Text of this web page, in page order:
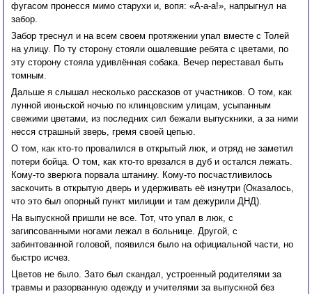
фугасом пронесся мимо старухи и, вопя: «А-а-а!», напрыгнул на
забор.
Забор треснул и на всем своем протяжении упал вместе с Толей
на улицу. По ту сторону стояли ошалевшие ребята с цветами, по
эту сторону стояла удивлённая собака. Вечер переставал быть
томным.
Дальше я слышал несколько рассказов от участников. О том, как
лунной июньской ночью по клинцовским улицам, усыпанным
свежими цветами, из последних сил бежали выпускники, а за ними
несся страшный зверь, гремя своей цепью.
О том, как кто-то провалился в открытый люк, и отряд не заметил
потери бойца. О том, как кто-то врезался в дуб и остался лежать.
Кому-то зверюга порвала штанину. Кому-то посчастливилось
заскочить в открытую дверь и удерживать её изнутри (Оказалось,
что это был опорный пункт милиции и там дежурили ДНД).
На выпускной пришли не все. Тот, что упал в люк, с
загипсованными ногами лежал в больнице. Другой, с
забинтованной головой, появился было на официальной части, но
быстро исчез.
Цветов не было. Зато был скандал, устроенный родителями за
травмы и разорванную одежду и учителями за выпускной без